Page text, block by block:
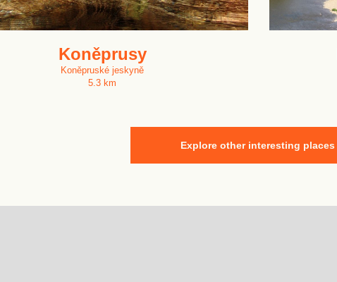
Koněprusy
Koněpruské jeskyně
5.3 km
Explore other interesting places